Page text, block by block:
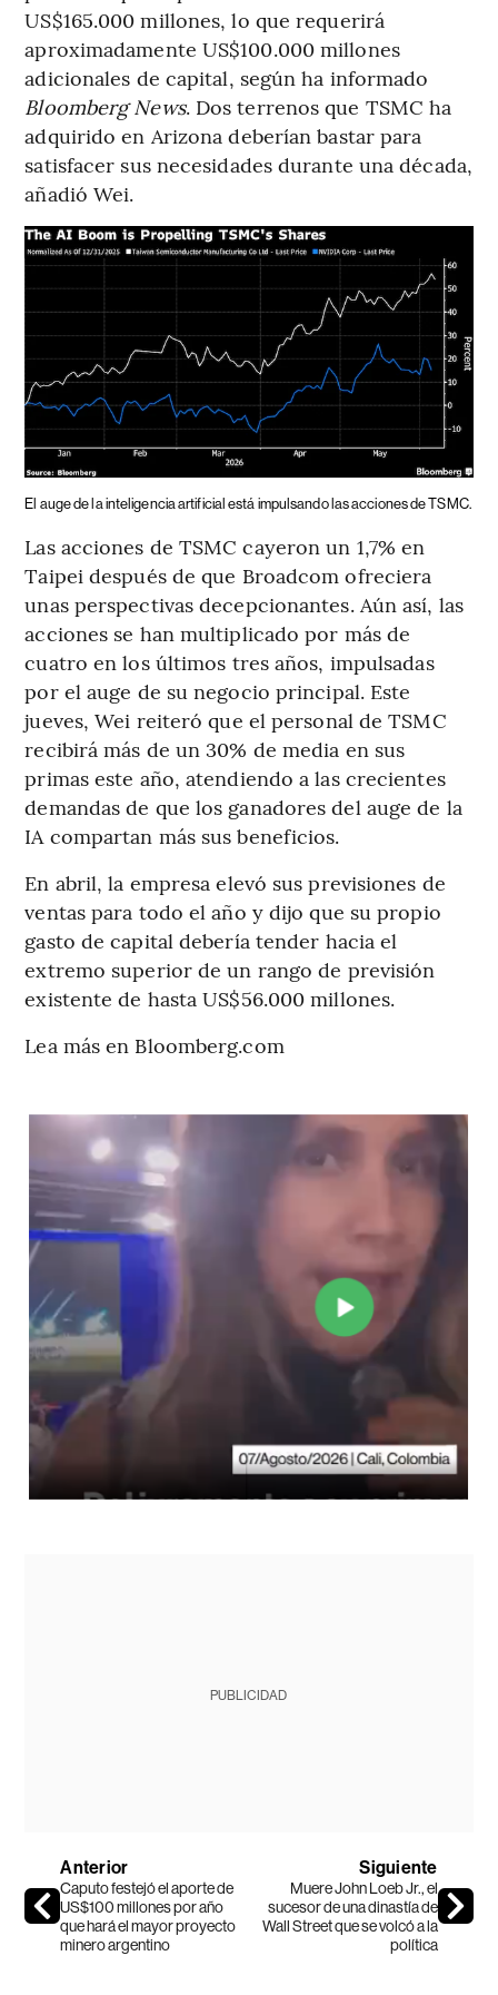
US$165.000 millones, lo que requerirá
aproximadamente US$100.000 millones
adicionales de capital, según ha informado
Bloomberg News. Dos terrenos que TSMC ha
adquirido en Arizona deberían bastar para
satisfacer sus necesidades durante una década,
añadió Wei.
El auge de la inteligencia artificial está impulsando las acciones de TSMC.
Las acciones de TSMC cayeron un 1,7% en
Taipei después de que Broadcom ofreciera
unas perspectivas decepcionantes. Aún así, las
acciones se han multiplicado por más de
cuatro en los últimos tres años, impulsadas
por el auge de su negocio principal. Este
jueves, Wei reiteró que el personal de TSMC
recibirá más de un 30% de media en sus
primas este año, atendiendo a las crecientes
demandas de que los ganadores del auge de la
IA compartan más sus beneficios.
En abril, la empresa elevó sus previsiones de
ventas para todo el año y dijo que su propio
gasto de capital debería tender hacia el
extremo superior de un rango de previsión
existente de hasta US$56.000 millones.
Lea más en Bloomberg.com
PUBLICIDAD
Anterior
Caputo festejó el aporte de
US$100 millones por año
que hará el mayor proyecto
minero argentino
Siguiente
Muere John Loeb Jr., el
sucesor de una dinastía de
Wall Street que se volcó a la
política